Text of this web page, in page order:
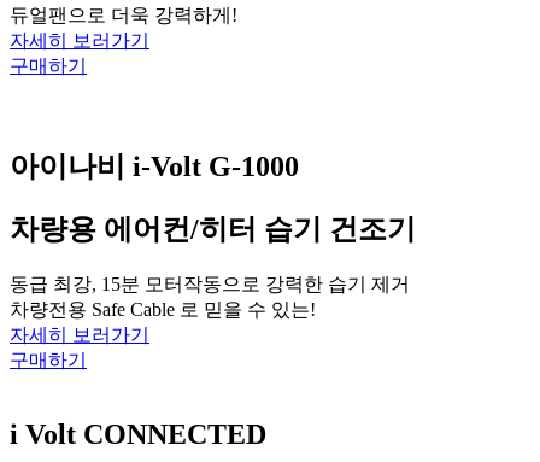
듀얼팬으로 더욱 강력하게!
자세히 보러가기
구매하기
아이나비 i-Volt G-1000
차량용 에어컨/히터 습기 건조기
동급 최강, 15분 모터작동으로 강력한 습기 제거
차량전용 Safe Cable 로 믿을 수 있는!
자세히 보러가기
구매하기
i Volt CONNECTED